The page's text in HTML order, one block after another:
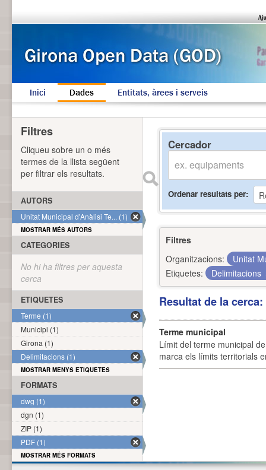
Inici Dades Entitats, àrees i serveis
Cercador
Ordenar resultats per
Filtres
Organitzacions:
Unitat
Etiquetes:
Delimitacions
Resultat de la
Terme municipal
Límit del terme municipal
marca els límits territorials
Filtres
Cliqueu sobre un o més
termes de la llista següent
per filtrar els resultats.
AUTORS
Unitat Municipal d'Anàlisi Te... (1)
MOSTRAR MÉS AUTORS
CATEGORIES
No hi ha filtres per aquesta
cerca
ETIQUETES
Terme (1)
Municipi (1)
Girona (1)
Delimitacions (1)
MOSTRAR MENYS ETIQUETES
FORMATS
dwg (1)
dgn (1)
ZIP (1)
PDF (1)
MOSTRAR MÉS FORMATS